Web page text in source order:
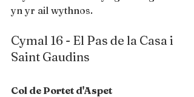
yn yr ail wythnos.
Cymal 16 - El Pas de la Casa i
Saint Gaudins
Col de Portet d'Aspet